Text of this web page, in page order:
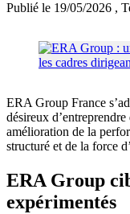
Publié le 19/05/2026 ,
ERA Group France
désireux
amélioration de la
structuré et de la force
ERA Group
expérimentés